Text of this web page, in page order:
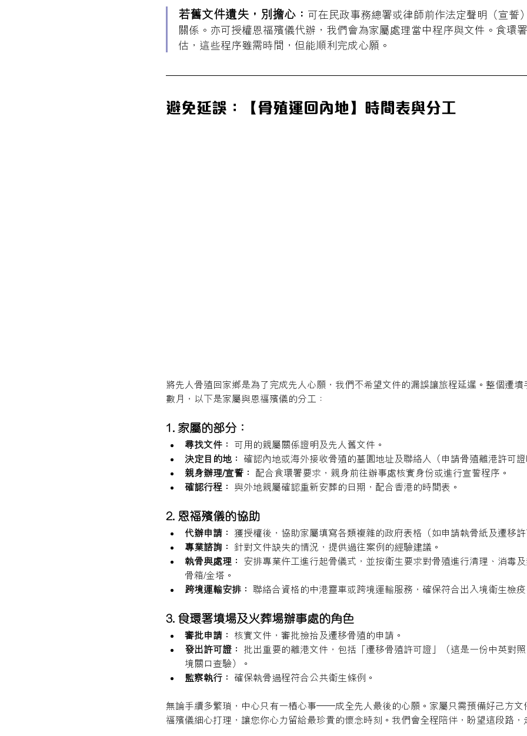
若舊文件遺失，別擔心： 可在民政事務總署或律師前作法定聲明（宣誓
關係。亦可授權恩福殯儀代辦，我們會為家屬處理當中程序與文件。食環
估，這些程序雖需時間，但能順利完成心願。
避免延誤：【骨殖運回內地】時間表與分工
將先人骨殖回家鄉是為了完成先人心願，我們不希望文件的漏誤讓旅程延遲。整個遷墳
數月，以下是家屬與恩福殯儀的分工：
1. 家屬的部分：
尋找文件：
可用的親屬關係證明及先人舊文件。
決定目的地：
確認內地或海外接收骨殖的墓園地址及聯絡人（申請骨殖離港許可
親身辦理/宣誓：
配合食環署要求，親身前往辦事處核實身份或進行宣誓程序。
確認行程：
與外地親屬確認重新安葬的日期，配合香港的時間表。
2. 恩福殯儀的協助
代辦申請：
獲授權後，協助家屬填寫各類複雜的政府表格（如申請執骨紙及遷移
專業諮詢：
針對文件缺失的情況，提供過往案例的經驗建議。
執骨與處理：
安排專業仵工進行起骨儀式，並按衛生要求對骨殖進行清理、消毒
骨箱/金塔。
跨境運輸安排：
聯絡合資格的中港靈車或跨境運輸服務，確保符合出入境衛生檢
3. 食環署墳場及火葬場辦事處的角色
審批申請：
核實文件，審批撿拾及遷移骨殖的申請。
發出許可證：
批出重要的離港文件，包括「遷移骨殖許可證」（這是一份中英對
境關口查驗）。
監察執行：
確保執骨過程符合公共衛生條例。
無論手續多繁瑣，中心只有一樁心事——成全先人最後的心願。家屬只需預備好己方文
福殯儀細心打理，讓您你心力留給最珍貴的懷念時刻。我們會全程陪伴，盼望這段路，